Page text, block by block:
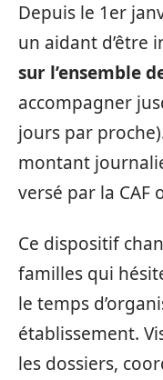
Depuis le 1er
un aidant d’être
sur l’ensemble
accompagner
jours par
montant
versé par la CAF
Ce dispositif
familles qui
le temps
établissement.
les dossiers,